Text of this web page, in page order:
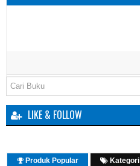
LIKE & FOLLOW
Produk Popular Kategori